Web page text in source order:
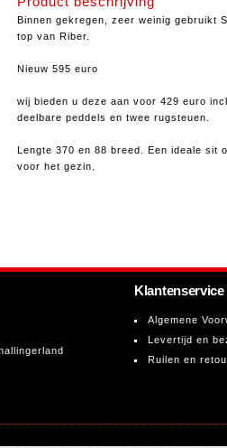
Binnen gekregen, zeer weinig gebruikt
top van Riber.
Nieuw 595 euro
wij bieden u deze aan voor 429 euro
deelbare peddels en twee rugsteuen.
Lengte 370 en 88 breed. Een ideale sit
voor het gezin.
Klantenservice
Algemene
Levertijd en
Ruilen en